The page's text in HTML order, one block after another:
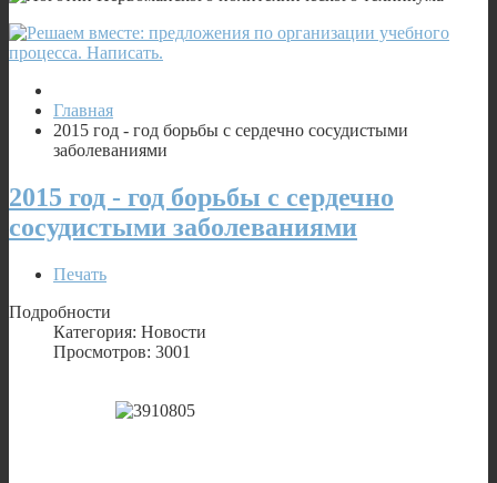
Главная
2015 год - год борьбы с сердечно сосудистыми
заболеваниями
2015 год - год борьбы с сердечно
сосудистыми заболеваниями
Печать
Подробности
Категория: Новости
Просмотров: 3001